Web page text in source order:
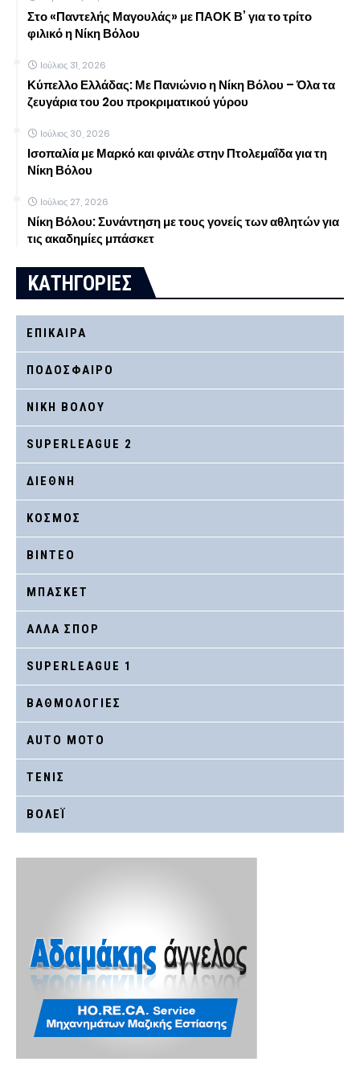
Στο «Παντελής Μαγουλάς» με ΠΑΟΚ Β’ για το τρίτο
φιλικό η Νίκη Βόλου
Ιούλιος 31, 2026
Κύπελλο Ελλάδας: Με Πανιώνιο η Νίκη Βόλου – Όλα τα
ζευγάρια του 2ου προκριματικού γύρου
Ιούλιος 30, 2026
Ισοπαλία με Μαρκό και φινάλε στην Πτολεμαΐδα για τη
Νίκη Βόλου
Ιούλιος 27, 2026
Νίκη Βόλου: Συνάντηση με τους γονείς των αθλητών για
τις ακαδημίες μπάσκετ
ΚΑΤΗΓΟΡΙΕΣ
ΕΠΙΚΑΙΡΑ
ΠΟΔΟΣΦΑΙΡΟ
ΝΙΚΗ ΒΟΛΟΥ
SUPERLEAGUE 2
ΔΙΕΘΝΗ
ΚΟΣΜΟΣ
ΒΙΝΤΕΟ
ΜΠΑΣΚΕΤ
ΑΛΛΑ ΣΠΟΡ
SUPERLEAGUE 1
ΒΑΘΜΟΛΟΓΙΕΣ
AUTO MOTO
ΤΕΝΙΣ
ΒΟΛΕΪ